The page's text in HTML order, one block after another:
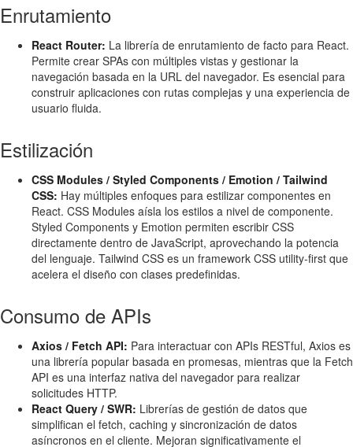
Enrutamiento
React Router: La librería de enrutamiento de facto para React.
Permite crear SPAs con múltiples vistas y gestionar la
navegación basada en la URL del navegador. Es esencial para
construir aplicaciones con rutas complejas y una experiencia de
usuario fluida.
Estilización
CSS Modules / Styled Components / Emotion / Tailwind
CSS: Hay múltiples enfoques para estilizar componentes en
React. CSS Modules aísla los estilos a nivel de componente.
Styled Components y Emotion permiten escribir CSS
directamente dentro de JavaScript, aprovechando la potencia
del lenguaje. Tailwind CSS es un framework CSS utility-first que
acelera el diseño con clases predefinidas.
Consumo de APIs
Axios / Fetch API: Para interactuar con APIs RESTful, Axios es
una librería popular basada en promesas, mientras que la Fetch
API es una interfaz nativa del navegador para realizar
solicitudes HTTP.
React Query / SWR: Librerías de gestión de datos que
simplifican el fetch, caching y sincronización de datos
asíncronos en el cliente. Mejoran significativamente el